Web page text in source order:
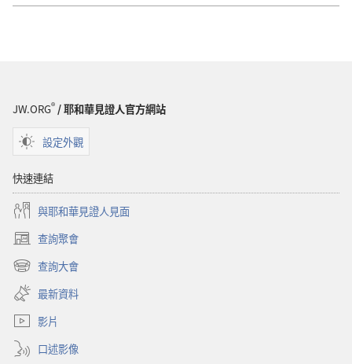
JW.ORG®/ 耶和華見證人官方網站
設定外觀
快速連結
與耶和華見證人見面
查詢聚會
（開
啟
新
視
窗）
查詢大會
（開
啟
新
視
最新資料
影片
口述影像